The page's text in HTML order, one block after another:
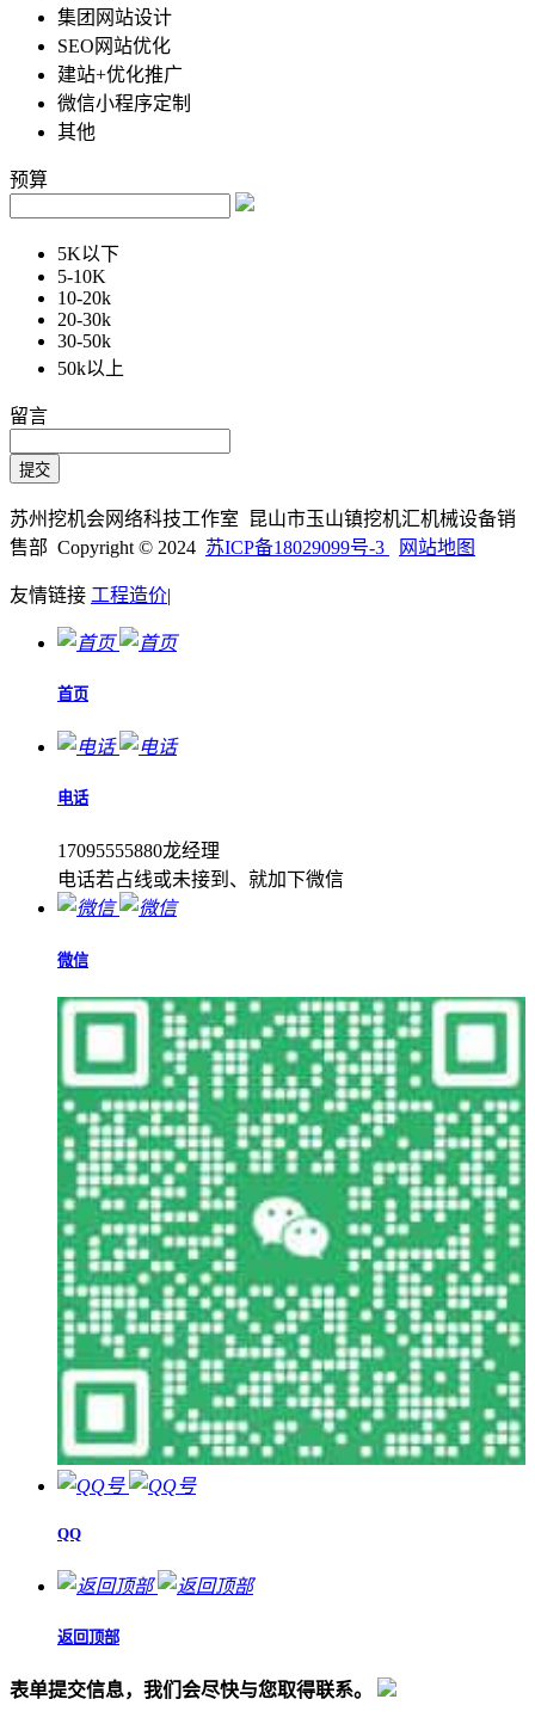
集团网站设计
SEO网站优化
建站+优化推广
微信小程序定制
其他
预算
5K以下
5-10K
10-20k
20-30k
30-50k
50k以上
留言
苏州挖机会网络科技工作室 昆山市玉山镇挖机汇机械设备销
售部 Copyright © 2024 苏ICP备18029099号-3 网站地图
友情链接 工程造价|
首页
电话
17095555880龙经理
电话若占线或未接到、就加下微信
微信
QQ
返回顶部
表单提交信息，我们会尽快与您取得联系。